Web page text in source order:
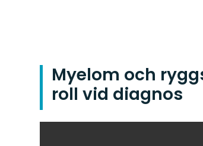
Myelom och
roll vid diagnos